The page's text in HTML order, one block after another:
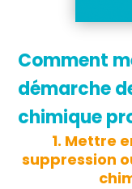
Comment
démarche
chimique
1. Mettre
suppression